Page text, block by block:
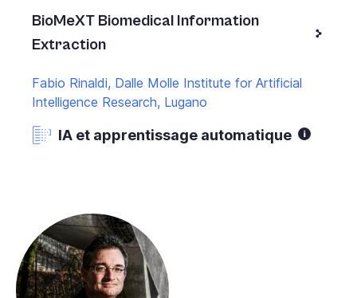
BioMeXT Biomedical Information
Extraction
Fabio Rinaldi, Dalle Molle Institute for Artificial
Intelligence Research, Lugano
IA et apprentissage automatique